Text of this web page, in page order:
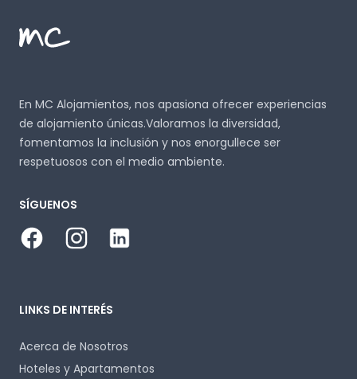
En MC Alojamientos, nos apasiona ofrecer experiencias
de alojamiento únicas.Valoramos la diversidad,
fomentamos la inclusión y nos enorgullece ser
respetuosos con el medio ambiente.
SÍGUENOS
FacebookInstagram
LinkedIn
LINKS DE INTERÉS
Acerca de Nosotros
Hoteles y Apartamentos